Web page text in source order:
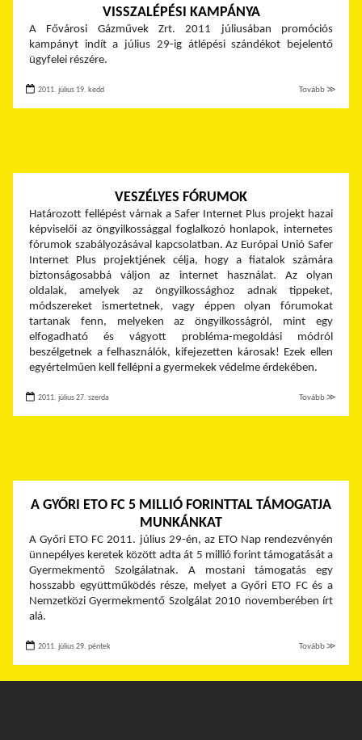
VISSZALÉPÉSI KAMPÁNYA
A Fővárosi Gázművek Zrt. 2011 júliusában promóciós
kampányt indít a július 29-ig átlépési szándékot bejelentő
ügyfelei részére.
2011. július 19. kedd Tovább ≫
VESZÉLYES FÓRUMOK
Határozott fellépést várnak a Safer Internet Plus projekt hazai
képviselői az öngyilkossággal foglalkozó honlapok, internetes
fórumok szabályozásával kapcsolatban. Az Európai Unió Safer
Internet Plus projektjének célja, hogy a fiatalok számára
biztonságosabbá váljon az internet használat. Az olyan
oldalak, amelyek az öngyilkossághoz adnak tippeket,
módszereket ismertetnek, vagy éppen olyan fórumokat
tartanak fenn, melyeken az öngyilkosságról, mint egy
elfogadható és vágyott probléma-megoldási módról
beszélgetnek a felhasználók, kifejezetten károsak! Ezek ellen
egyértelműen kell fellépni a gyermekek védelme érdekében.
2011. július 27. szerda Tovább ≫
A GYŐRI ETO FC 5 MILLIÓ FORINTTAL TÁMOGATJA
MUNKÁNKAT
A Győri ETO FC 2011. július 29-én, az ETO Nap rendezvényén
ünnepélyes keretek között adta át 5 millió forint támogatását a
Gyermekmentő Szolgálatnak. A mostani támogatás egy
hosszabb együttműködés része, melyet a Győri ETO FC és a
Nemzetközi Gyermekmentő Szolgálat 2010 novemberében írt
alá.
2011. július 29. péntek Tovább ≫